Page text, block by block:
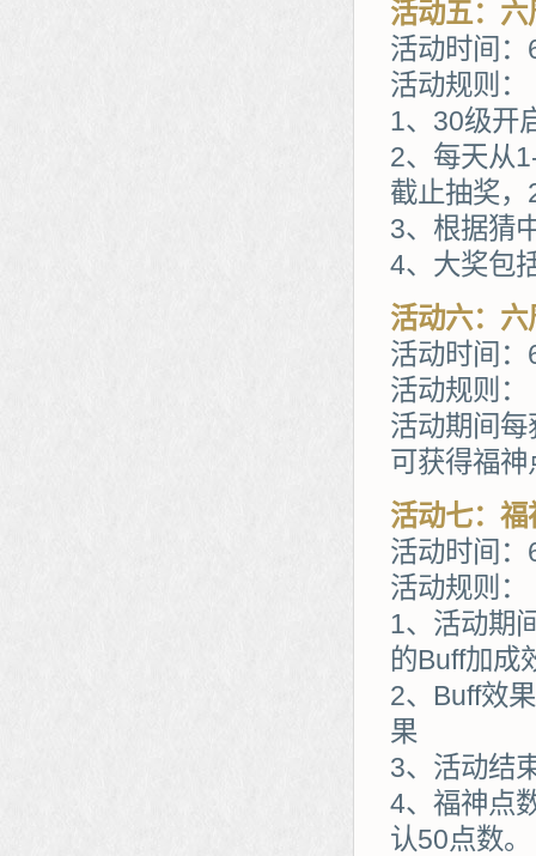
活动五：
活动时间
活动规则：
1、30级开
2、每天从
截止抽奖
3、根据猜
4、大奖包
活动六：
活动时间
活动规则：
活动期间
可获得福神
活动七：福
活动时间
活动规则：
1、活动期
的Buff加成
2、Buff效
果
3、活动结
4、福神点
认50点数。